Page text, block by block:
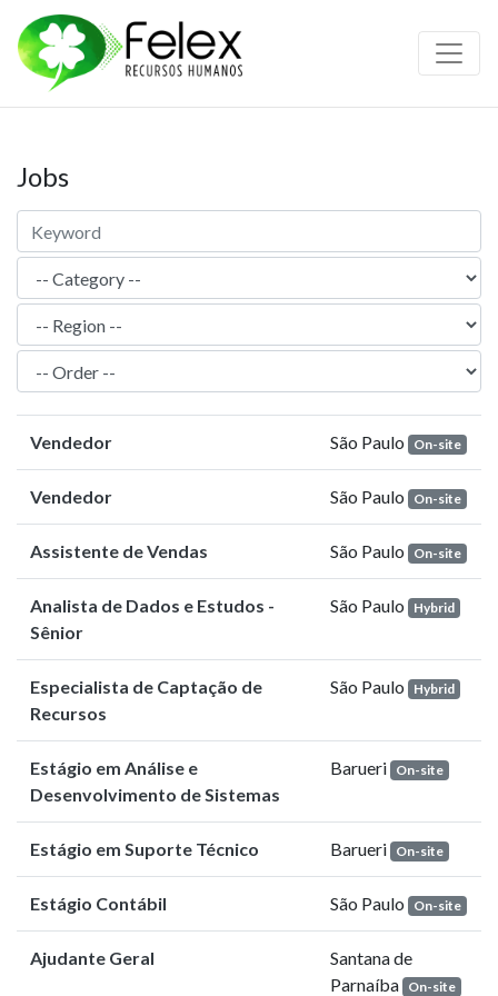
Jobs
Vendedor São Paulo On-site
Vendedor São Paulo On-site
Assistente de Vendas São Paulo On-site
Analista de Dados e Estudos -
Sênior
São Paulo Hybrid
Especialista de Captação de
Recursos
São Paulo Hybrid
Estágio em Análise e
Desenvolvimento de Sistemas
Barueri On-site
Estágio em Suporte Técnico Barueri On-site
Estágio Contábil São Paulo On-site
Ajudante Geral
Santana de
Parnaíba On-site